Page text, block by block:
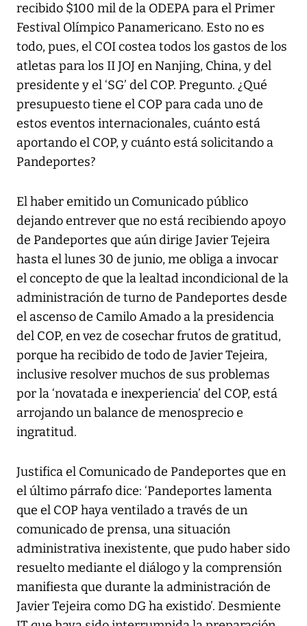
recibido $100 mil de la ODEPA para el Primer
Festival Olímpico Panamericano. Esto no es
todo, pues, el COI costea todos los gastos de los
atletas para los II JOJ en Nanjing, China, y del
presidente y el ‘SG’ del COP. Pregunto. ¿Qué
presupuesto tiene el COP para cada uno de
estos eventos internacionales, cuánto está
aportando el COP, y cuánto está solicitando a
Pandeportes?
El haber emitido un Comunicado público
dejando entrever que no está recibiendo apoyo
de Pandeportes que aún dirige Javier Tejeira
hasta el lunes 30 de junio, me obliga a invocar
el concepto de que la lealtad incondicional de la
administración de turno de Pandeportes desde
el ascenso de Camilo Amado a la presidencia
del COP, en vez de cosechar frutos de gratitud,
porque ha recibido de todo de Javier Tejeira,
inclusive resolver muchos de sus problemas
por la ‘novatada e inexperiencia’ del COP, está
arrojando un balance de menosprecio e
ingratitud.
Justifica el Comunicado de Pandeportes que en
el último párrafo dice: ‘Pandeportes lamenta
que el COP haya ventilado a través de un
comunicado de prensa, una situación
administrativa inexistente, que pudo haber sido
resuelto mediante el diálogo y la comprensión
manifiesta que durante la administración de
Javier Tejeira como DG ha existido’. Desmiente